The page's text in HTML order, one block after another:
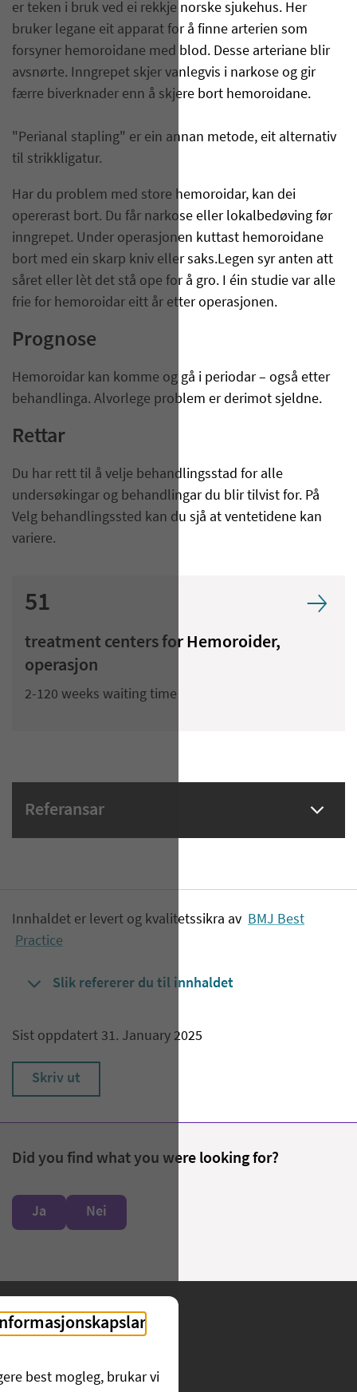
er teken i bruk ved ei rekkje norske sjukehus. Her
bruker legane eit apparat for å finne arterien som
forsyner hemoroidane med blod. Desse arteriane blir
avsnørte. Inngrepet skjer vanlegvis i narkose og gir
færre biverknader enn å skjere bort hemoroidane.
"Perianal stapling" er ein annan metode, eit alternativ
til strikkligatur.
Har du problem med store hemoroidar, kan dei
opererast bort. Du får narkose eller lokalbedøving før
inngrepet. Under operasjonen kuttast hemoroidane
bort med ein skarp kniv eller saks.Legen syr anten att
såret eller lèt det stå ope for å gro. I éin studie var alle
frie for hemoroidar eitt år etter operasjonen.
Prognose
Hemoroidar kan komme og gå i periodar – også etter
behandlinga. Alvorlege problem er derimot sjeldne.
Rettar
Du har rett til å velje behandlingsstad for alle
undersøkingar og behandlingar du blir tilvist for. På
Velg behandlingssted kan du sjå at ventetidene kan
variere.
51
treatment centers for Hemoroider,
operasjon
2-120 weeks waiting time
Referansar
Innhaldet er levert og kvalitetssikra av BMJ Best
Practice
Slik refererer du til innhaldet
Sist oppdatert 31. January 2025
Skriv ut
Did you find what you were looking for?
Ja Nei